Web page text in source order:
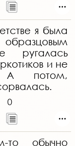
я была
ругалась
и не
А потом,
0
обычно